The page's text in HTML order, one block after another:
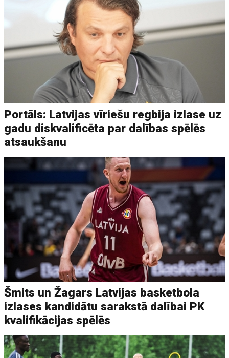
Portāls: Latvijas vīriešu regbija izlase uz
gadu diskvalificēta par dalības spēlēs
atsaukšanu
Šmits un Žagars Latvijas basketbola
izlases kandidātu sarakstā dalībai PK
kvalifikācijas spēlēs